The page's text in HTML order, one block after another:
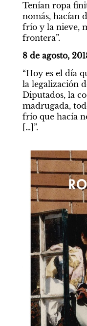
Tenían ropa
nomás, hacían
frío y la nieve,
frontera”.
8 de agosto,
“Hoy es el día
la legalización
Diputados, la
madrugada,
frío que hacía
[…]”.